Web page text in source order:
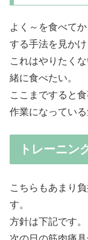
よく～を食べて
する手法を見かけ
これはやりたく
緒に食べたい。
ここまですると
作業になってい
トレーニン
こちらもあまり
す。
方針は下記です。